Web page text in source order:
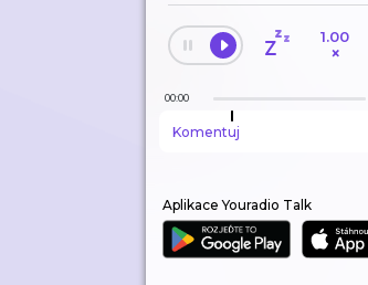
1.00
×
00:00
Komentuj
Aplikace Youradio Talk